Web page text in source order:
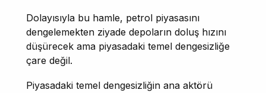
Dolayısıyla bu hamle, petrol piyasasını
dengelemekten ziyade depoların doluş hızını
düşürecek ama piyasadaki temel dengesizliğe
çare değil.
Piyasadaki temel dengesizliğin ana aktörü